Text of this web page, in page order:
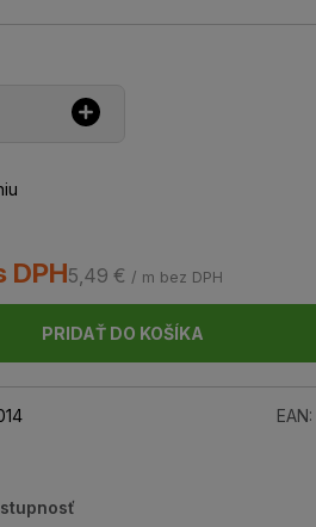
DPH5,49 € / m bez DPH
PRIDAŤ DO KOŠÍKA
EAN: